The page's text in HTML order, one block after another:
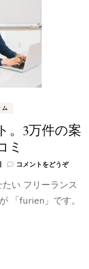
ム
。3万件の案
ミ
コメントをどうぞ(furien
特
と
い フリーランス
「furien」です。